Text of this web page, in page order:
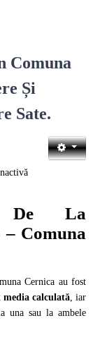
Comuna
Și
Sate.
De La
Comuna
Cernica au fost
media calculată, iar
una sau la ambele